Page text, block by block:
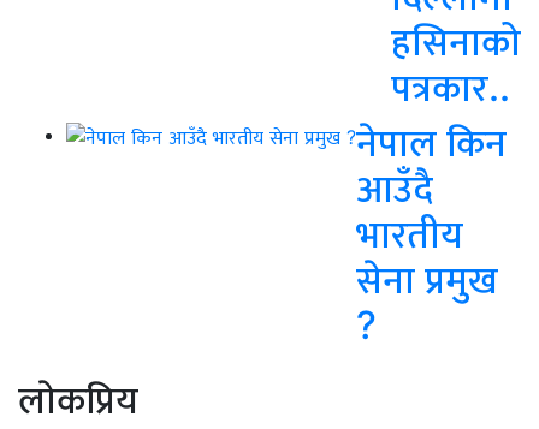
हसिनाको
पत्रकार..
नेपाल किन
आउँदै
भारतीय
सेना प्रमुख
?
लाेकप्रिय